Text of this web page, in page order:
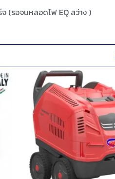
(รอจนหลอดไฟ EQ สว่าง )